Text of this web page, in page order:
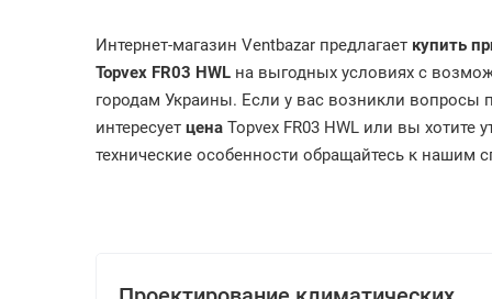
Интернет-магазин Ventbazar предлагает купить
Topvex FR03 HWL на выгодных условиях с
городам Украины. Если у вас возникли вопросы
интересует цена Topvex FR03 HWL или вы хотите
технические особенности обращайтесь к нашим